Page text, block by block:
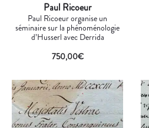
Paul Ricoeur
Paul Ricoeur organise un
séminaire sur la phénoménologie
d’Husserl avec Derrida
750,00€